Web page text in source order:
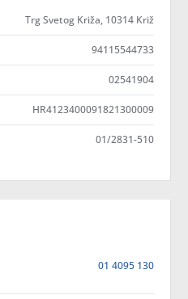
Trg Svetog Križa, 10314 Križ
94115544733
02541904
HR4123400091821300009
01/2831-510
01 4095 130